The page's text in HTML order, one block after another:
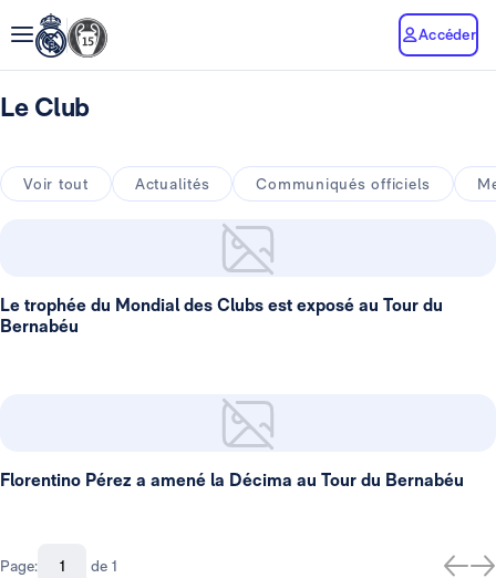
Accéder
Le Club
Voir tout Actualités Communiqués officiels
Le trophée du Mondial des Clubs est exposé au Tour du
Bernabéu
Florentino Pérez a amené la Décima au Tour du Bernabéu
Page: de 1